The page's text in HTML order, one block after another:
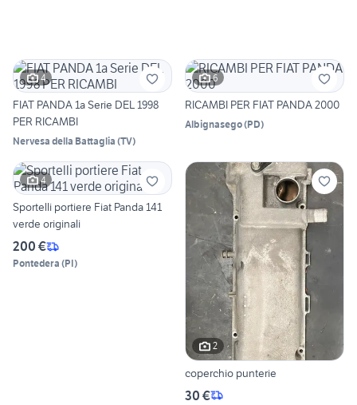
4
FIAT PANDA 1a Serie DEL 1998
PER RICAMBI
Nervesa della Battaglia (TV)
6
RICAMBI PER FIAT PANDA 2000
Albignasego(PD)
4
Sportelli portiere Fiat Panda 141
verde originali
200 €
Pontedera (PI)
2
coperchio punterie
30 €